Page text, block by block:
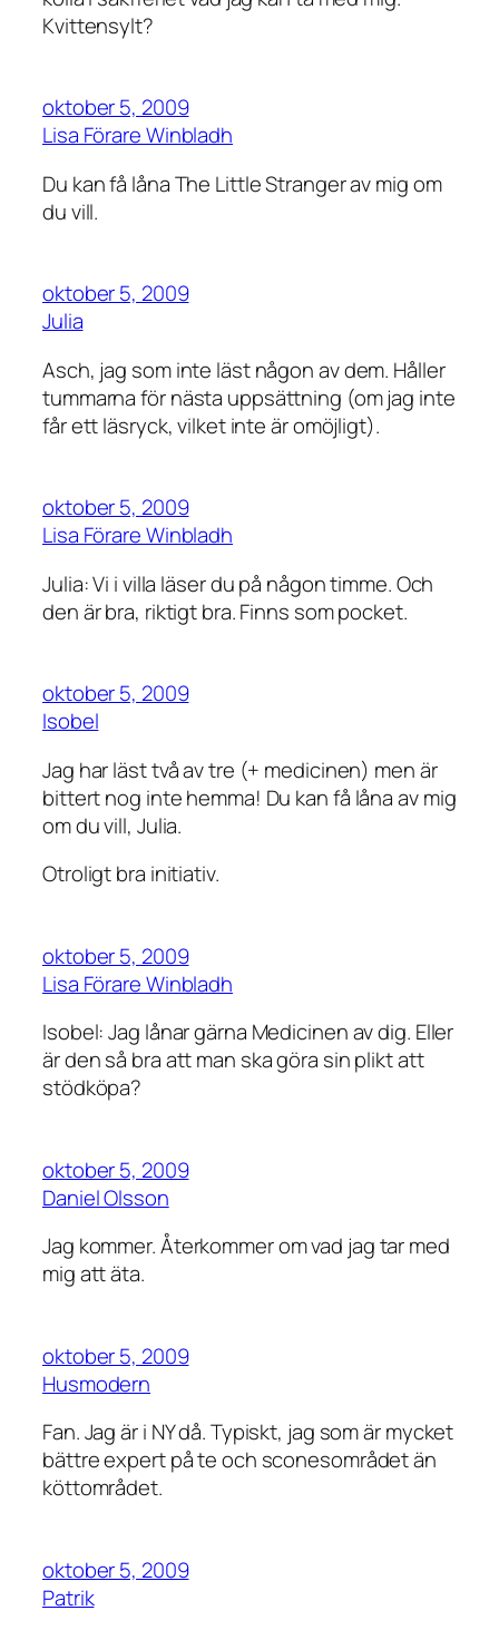
Kvittensylt?
oktober 5, 2009
Lisa Förare Winbladh
Du kan få låna The Little Stranger av mig om
du vill.
oktober 5, 2009
Julia
Asch, jag som inte läst någon av dem. Håller
tummarna för nästa uppsättning (om jag inte
får ett läsryck, vilket inte är omöjligt).
oktober 5, 2009
Lisa Förare Winbladh
Julia: Vi i villa läser du på någon timme. Och
den är bra, riktigt bra. Finns som pocket.
oktober 5, 2009
Isobel
Jag har läst två av tre (+ medicinen) men är
bittert nog inte hemma! Du kan få låna av mig
om du vill, Julia.
Otroligt bra initiativ.
oktober 5, 2009
Lisa Förare Winbladh
Isobel: Jag lånar gärna Medicinen av dig. Eller
är den så bra att man ska göra sin plikt att
stödköpa?
oktober 5, 2009
Daniel Olsson
Jag kommer. Återkommer om vad jag tar med
mig att äta.
oktober 5, 2009
Husmodern
Fan. Jag är i NY då. Typiskt, jag som är mycket
bättre expert på te och sconesområdet än
köttområdet.
oktober 5, 2009
Patrik